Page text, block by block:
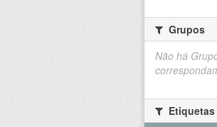
Grupos
Não há
Etiquetas